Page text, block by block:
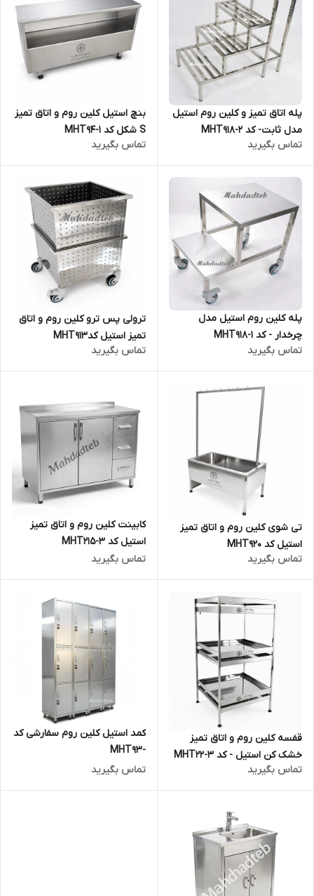
پله اتاق تمیز و کلین روم استیل
مدل ثابت- کد MHT918-2
تماس بگیرید
بنچ استیل کلین روم و اتاق تمیز
S شکل کد MHT94-1
تماس بگیرید
پله کلین روم استیل مدل
چرخدار - کد MHT918-1
تماس بگیرید
ترولی پس ترو کلین روم و اتاق
تمیز استیل کدMHT913
تماس بگیرید
تی شوی کلین روم و اتاق تمیز
استیل کد MHT920
تماس بگیرید
کابینت کلین روم و اتاق تمیز
استیل کد MHT215-3
تماس بگیرید
قفسه کلین روم و اتاق تمیز
خشک کن استیل - کد 3-MHT22
تماس بگیرید
کمد استیل کلین روم سفارشی کد
-MHT93
تماس بگیرید